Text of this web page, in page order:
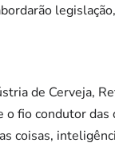
de Cerveja,
o fio condutor
coisas,